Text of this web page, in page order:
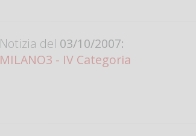
Notizia del 03/10/2007:
MILANO3 - IV Categoria